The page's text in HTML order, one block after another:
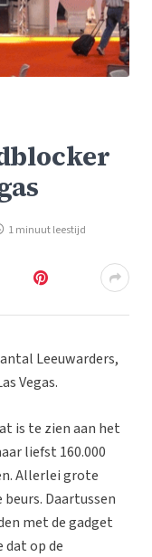
1 minuut leestijd
Leeuwarders,
Vegas.
is te zien aan het
liefst 160.000
Allerlei grote
Daartussen
met de gadget
dat op de